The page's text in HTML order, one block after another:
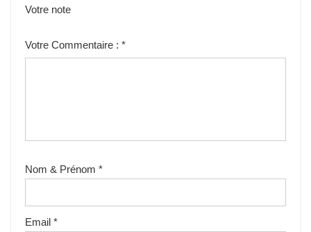
Votre note
Votre Commentaire : *
Nom & Prénom *
Email *